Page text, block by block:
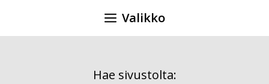
Valikko
Hae sivustolta: